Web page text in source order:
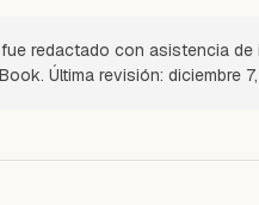
redactado con asistencia de
Última revisión: diciembre